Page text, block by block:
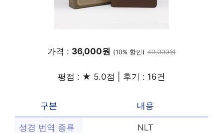
가격 : 36,000원 (10% 할인) 40,000원
평점 : ★ 5.0점 | 후기 : 16건
구분 내용
성경 번역 종류 NLT